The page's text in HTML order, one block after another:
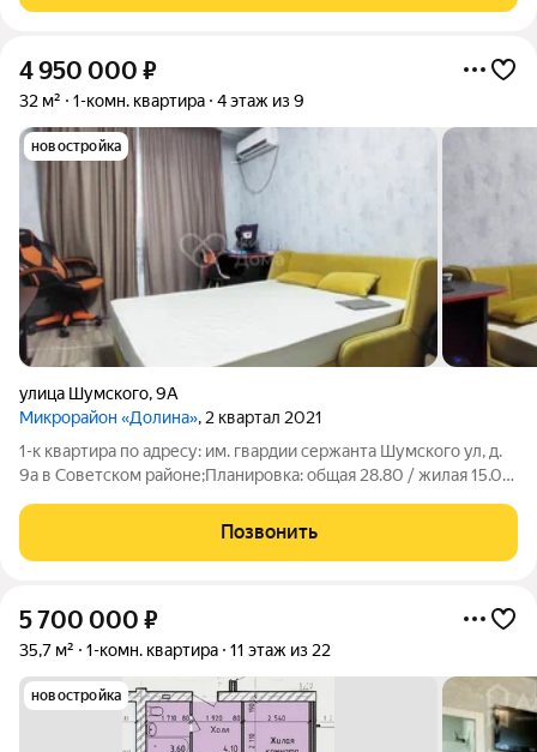
4 950 000 ₽
32 м² 1-комн. квартира 4 этаж из 9
новостройка
улица Шумского,9А
Микрорайон «Долина», 2 квартал 2021
1-к квартира по адресу: им. гвардии сержанта Шумского ул, д.
9а в Советском районе;Планировка: общая 28.80 / жилая 15.00
потолки. Пластиковые окна. На полу ламинат. Есть
застекленная пластиком
Позвонить
5 700 000 ₽
35,7 м² 1-комн. квартира 11 этаж из 22
новостройка